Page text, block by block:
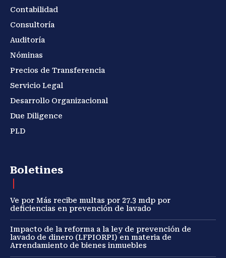
Contabilidad
Consultoría
Auditoría
Nóminas
Precios de Transferencia
Servicio Legal
Desarrollo Organizacional
Due Diligence
PLD
Boletines
Ve por Más recibe multas por 27.3 mdp por
deficiencias en prevención de lavado
Impacto de la reforma a la ley de prevención de
lavado de dinero (LFPIORPI) en materia de
Arrendamiento de bienes inmuebles